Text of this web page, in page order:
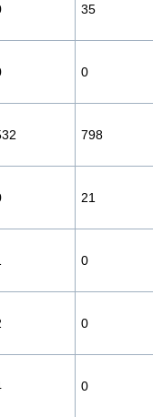
35
0
798
21
0
0
0